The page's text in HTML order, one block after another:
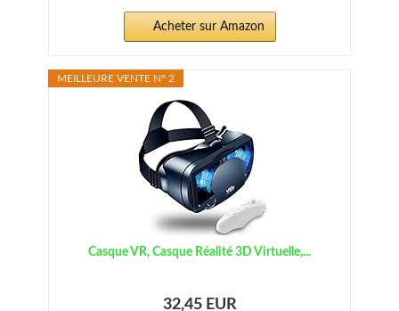
Acheter sur Amazon
MEILLEURE VENTE N° 2
Casque VR, Casque Réalité 3D Virtuelle,...
32,45 EUR